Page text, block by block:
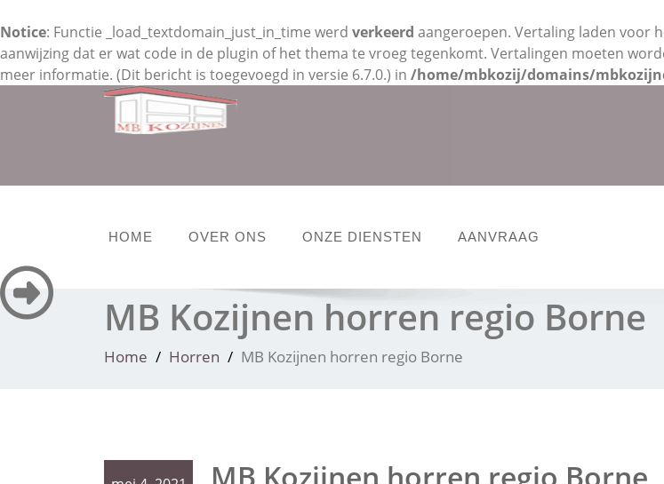
Notice: Functie _load_textdomain_just_in_time werd verkeerd aangeroepen. Vertaling laden voor
aanwijzing dat er wat code in de plugin of het thema te vroeg tegenkomt. Vertalingen moeten
meer informatie. (Dit bericht is toegevoegd in versie 6.7.0.) in /home/mbkozij/domains/
HOME OVER ONS ONZE DIENSTEN AANVRAAG
MB Kozijnen horren regio Borne
Home Horren MB Kozijnen horren regio Borne